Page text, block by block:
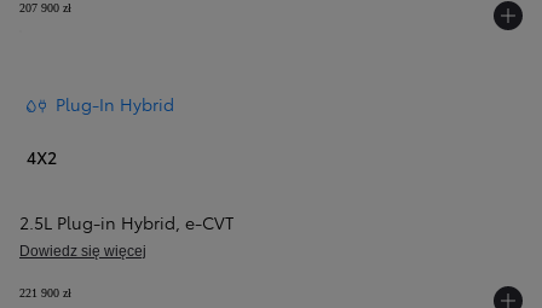
207 900 zł
Plug-In Hybrid
4X2
2.5L Plug-in Hybrid, e‑CVT
Dowiedz się więcej
221 900 zł